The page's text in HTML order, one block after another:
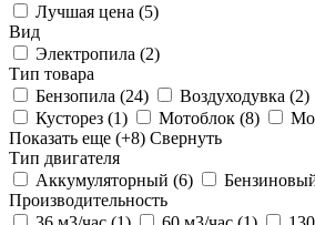
Лучшая цена (5)
Вид
Электропила (2)
Тип товара
Бензопила (24) Воздуходувка (2)
Кусторез (1) Мотоблок (8)
Показать еще (+8) Свернуть
Тип двигателя
Аккумуляторный (6)
Производительность